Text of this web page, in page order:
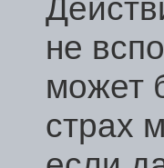
не
может
страх